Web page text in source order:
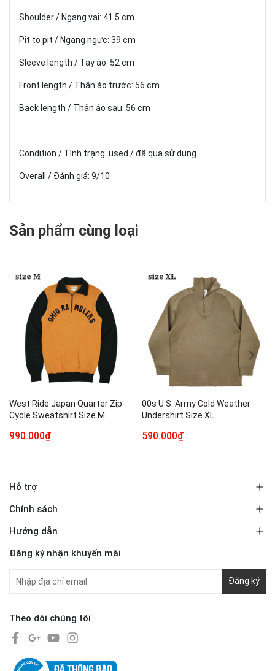
Shoulder / Ngang vai: 41.5 cm
Pit to pit / Ngang ngực: 39 cm
Sleeve length / Tay áo: 52 cm
Front length / Thân áo trước: 56 cm
Back length / Thân áo sau: 56 cm
Condition / Tình trạng: used / đã qua sử dụng
Overall / Đánh giá: 9/10
Sản phẩm cùng loại
West Ride Japan Quarter Zip
Cycle Sweatshirt Size M
990.000₫
00s U.S. Army Cold Weather
Undershirt Size XL
590.000₫
Hỗ trợ
Chính sách
Hướng dẫn
Đăng ký nhận khuyến mãi
Đăng ký
Theo dõi chúng tôi